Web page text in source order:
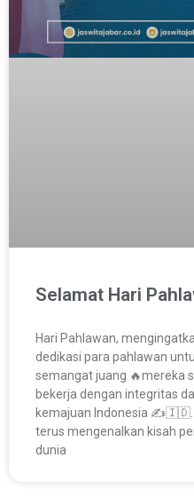
Selamat Hari
Hari Pahlawan,
dedikasi para pahlawan
semangat juang 🔥mereka
bekerja dengan integritas
kemajuan Indonesia ✍️🇮🇩.
terus mengenalkan kisah
dunia